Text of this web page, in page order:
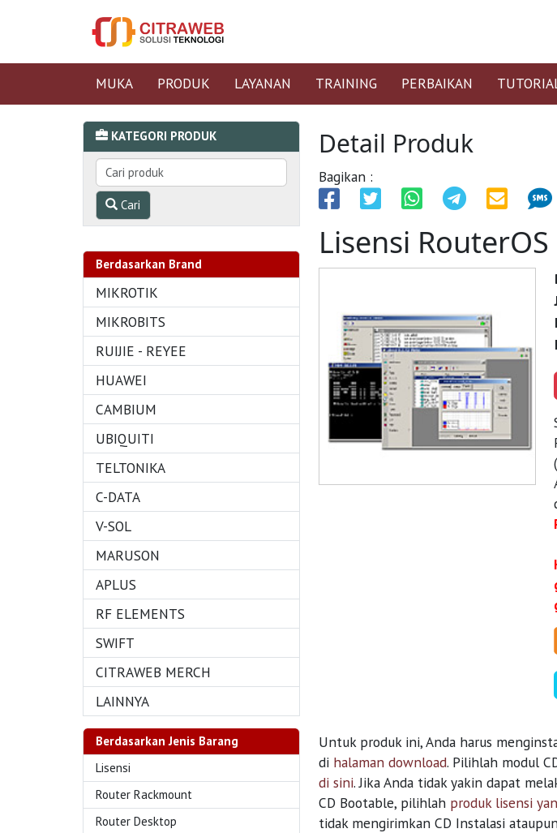
MUKA PRODUK LAYANAN TRAINING PERBAIKAN
KATEGORI PRODUK
Cari
Berdasarkan Brand
MIKROTIK
MIKROBITS
RUIJIE - REYEE
HUAWEI
CAMBIUM
UBIQUITI
TELTONIKA
C-DATA
V-SOL
MARUSON
APLUS
RF ELEMENTS
SWIFT
CITRAWEB MERCH
LAINNYA
Berdasarkan Jenis Barang
Lisensi
Router Rackmount
Router Desktop
Detail Produk
Bagikan :
Lisensi RouterOS
Untuk produk ini, Anda harus
di halaman download. Pilihlah modul
di sini. Jika Anda tidak yakin dapat
CD Bootable, pilihlah produk lisensi
tidak mengirimkan CD Instalasi